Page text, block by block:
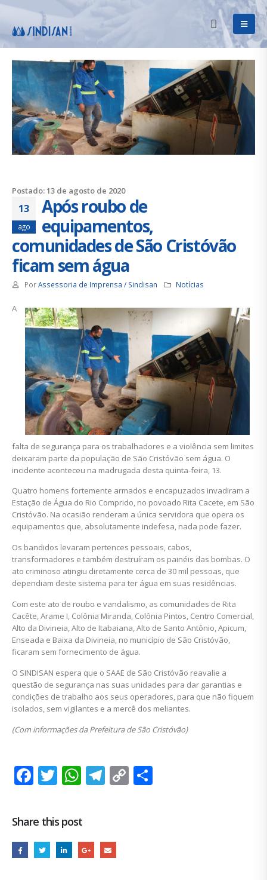
Postado: 13 de agosto de 2020
13
ago
Após roubo de
equipamentos,
comunidades de São Cristóvão
ficam sem água
PorAssessoria de Imprensa / Sindisan Notícias
A
falta de segurança para os trabalhadores e a violência sem limites
deixaram parte da população de São Cristóvão sem água. O
incidente aconteceu na madrugada desta quinta-feira, 13.
Quatro homens fortemente armados e encapuzados invadiram a
Estação de Água do Rio Comprido, no povoado Rita Cacete, em São
Cristóvão. Na ocasião renderam a única servidora que opera os
equipamentos que, absolutamente indefesa, nada pode fazer.
Os bandidos levaram pertences pessoais, cabos,
transformadores e também destruíram os painéis das bombas. O
ato criminoso atingiu diretamente cerca de 30 mil pessoas, que
dependiam deste sistema para ter água em suas residências.
Com este ato de roubo e vandalismo, as comunidades de Rita
Cacête, Arame I, Colônia Miranda, Colônia Pintos, Centro Comercial,
Alto da Divineia, Alto de Itabaiana, Alto de Santo Antônio, Apicum,
Enseada e Baixa da Divineia, no município de São Cristóvão,
ficaram sem fornecimento de água.
O SINDISAN espera que o SAAE de São Cristóvão reavalie a
questão de segurança nas suas unidades para dar garantias e
condições de trabalho aos seus operadores, para que não fiquem
isolados, sem vigilantes e a mercê dos meliantes.
(Com informações da Prefeitura de São Cristóvão)
Facebook
Twitter
WhatsApp
Telegram
Copy
Share this post